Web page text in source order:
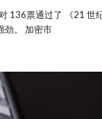
136票通过了 《21 世
劲。 加密市